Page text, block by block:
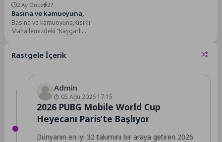
2 Ay Önce 27
Basına ve kamuoyuna,
Basına ve kamuoyuna,Kısıklı
Mahallemizdeki “Kaşgarlı
bir açıklama...
Rastgele İçerik
Admin
05 Ağu 2026 17:15
2026 PUBG Mobile World Cup
Heyecanı Paris’te Başlıyor
Dünyanın en iyi 32 takımını bir araya getiren 2026